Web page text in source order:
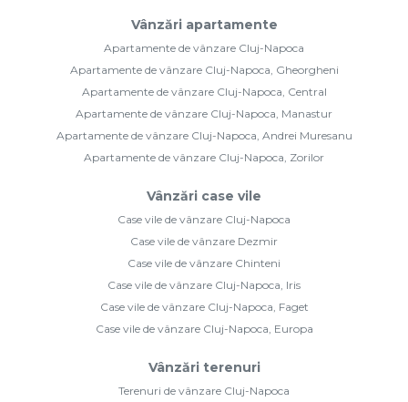
Vânzări apartamente
Apartamente de vânzare Cluj-Napoca
Apartamente de vânzare Cluj-Napoca, Gheorgheni
Apartamente de vânzare Cluj-Napoca, Central
Apartamente de vânzare Cluj-Napoca, Manastur
Apartamente de vânzare Cluj-Napoca, Andrei Muresanu
Apartamente de vânzare Cluj-Napoca, Zorilor
Vânzări case vile
Case vile de vânzare Cluj-Napoca
Case vile de vânzare Dezmir
Case vile de vânzare Chinteni
Case vile de vânzare Cluj-Napoca, Iris
Case vile de vânzare Cluj-Napoca, Faget
Case vile de vânzare Cluj-Napoca, Europa
Vânzări terenuri
Terenuri de vânzare Cluj-Napoca